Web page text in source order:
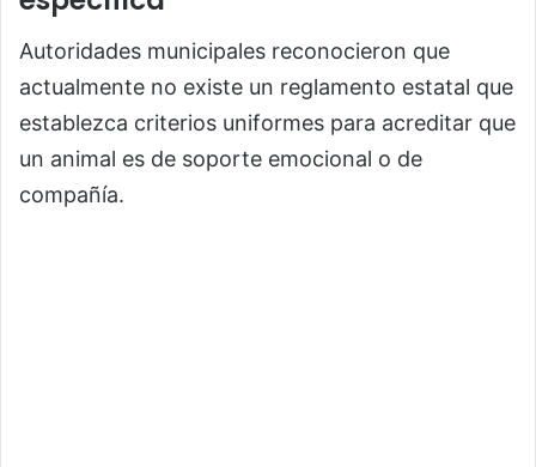
Autoridades municipales reconocieron que
actualmente no existe un reglamento estatal que
establezca criterios uniformes para acreditar que
un animal es de soporte emocional o de
compañía.